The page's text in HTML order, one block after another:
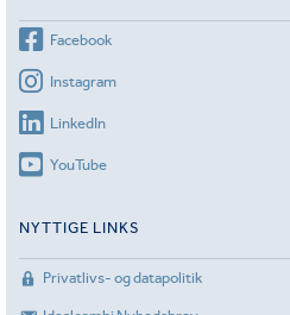
Facebook
Instagram
LinkedIn
YouTube
NYTTIGE LINKS
Privatlivs- og datapolitik